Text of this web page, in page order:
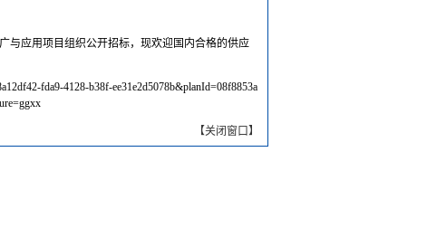
与应用项目组织公开招标，现欢迎国内合格的供应
fda9-4128-b38f-ee31e2d5078b&planId=08f8853a
【关闭窗口】